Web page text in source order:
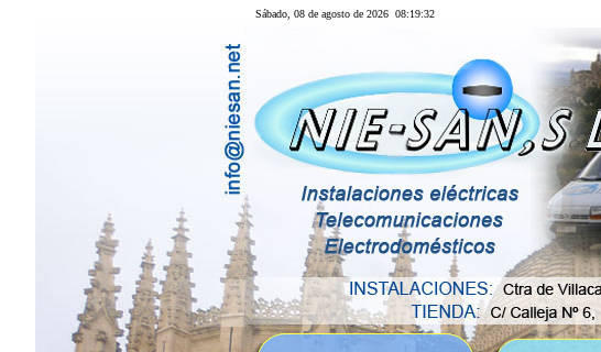
Sábado, 08 de agosto de 2026 08:19:33